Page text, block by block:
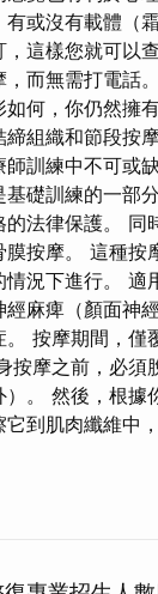
有或沒有載體（
，這樣您就可以
而無需打電話
如何，你仍然擁
組織和節段按
訓練中不可或
礎訓練的一部
的法律保護。 同
按摩。 這種按
情況下進行。 適
麻痺（顏面神
按摩期間，僅
按摩之前，必須
。 然後，根據
它到肌肉纖維中